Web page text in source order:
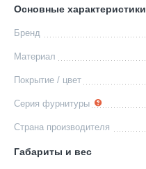
Основные характеристики
Бренд
Материал
Покрытие / цвет
Серия фурнитуры
Страна производителя
Габариты и вес